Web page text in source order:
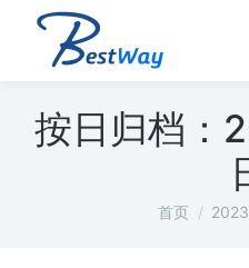
按日归档：
您在这里：
首页 2023